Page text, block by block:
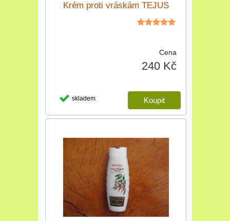
Krém proti vráskám TEJUS
Cena
240 Kč
skladem